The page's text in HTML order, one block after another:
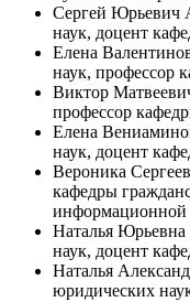
Сергей Юрьевич
наук, доцент
Елена
наук, профессор
Виктор
профессор
Елена
наук, доцент
Вероника
кафедры
информационной
Наталья Юрьевна
наук, доцент
Наталья
юридических